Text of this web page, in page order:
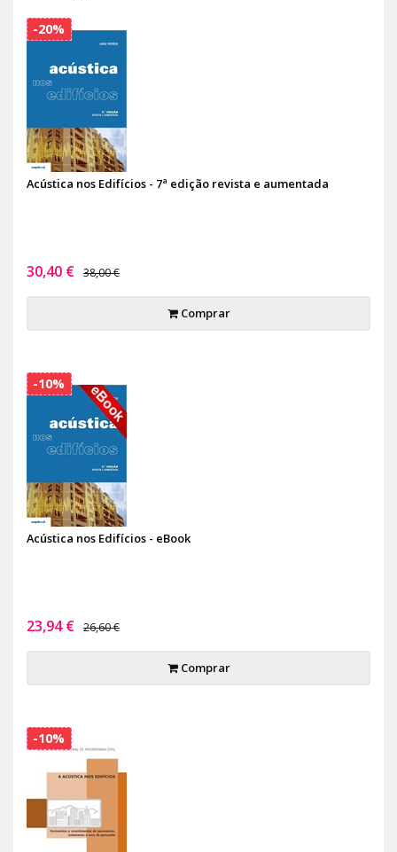
Acústica nos Edifícios - 7ª edição revista e aumentada
30,40 € 38,00 €
Comprar
-20%
Acústica nos Edifícios - eBook
23,94 € 26,60 €
Comprar
-10%
-10%